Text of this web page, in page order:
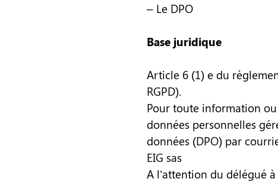
– Le DPO
Base juridique
Article 6 (1) e du
RGPD).
Pour toute information
données personnelles
données (DPO) par
EIG sas
A l’attention du délégué